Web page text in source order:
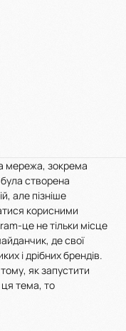
мережа, зокрема
створена
але пізніше
корисними
це не тільки місце
де свої
і дрібних брендів.
як запустити
тема, то